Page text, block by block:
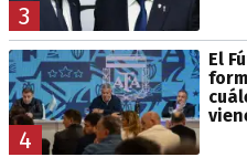
3
4
El